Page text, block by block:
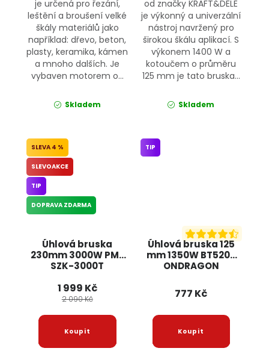
je určená pro řezání,
leštění a broušení velké
škály materiálů jako
například: dřevo, beton,
plasty, keramika, kámen
a mnoho dalších. Je
vybaven motorem o...
Skladem
od značky KRAFT&DELE
je výkonný a univerzální
nástroj navržený pro
širokou škálu aplikací. S
výkonem 1400 W a
kotoučem o průměru
125 mm je tato bruska...
Skladem
Úhlová bruska
230mm 3000W PM-
SZK-3000T
4 %
SLEVOAKCE
TIP
DOPRAVA ZDARMA
1 999 Kč
2 090 Kč
Úhlová bruska 125
mm 1350W BT5205
ONDRAGON
TIP
777 Kč